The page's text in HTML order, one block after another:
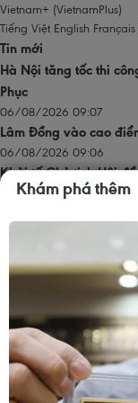
Vietnam+ (VietnamPlus)
Tiếng Việt English Français
Tin mới
Hà Nội tăng tốc thi
Phục
06/08/2026 09:07
Lâm Đồng vào cao
06/08/2026 09:06
Khởi tố Chủ tịch Hội
Mekolor
Đồng Nai yêu cầu
06/08/2026 09:05
Toàn cảnh vụ sai
06/08/2026 09:04
Trang chủ
Thăng Long - Hà Nội
Chính trị
Khám phá thêm